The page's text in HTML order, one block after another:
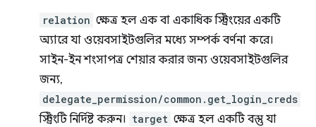
relation ক্ষেত্র হল এক বা একাধিক স্ট্রিংয়ের একটি
অ্যারে যা ওয়েবসাইটগুলির মধ্যে সম্পর্ক বর্ণনা করে।
সাইন-ইন শংসাপত্র শেয়ার করার জন্য ওয়েবসাইটগুলির
জন্য,
delegate_permission/common.get_login_creds
স্ট্রিংটি নির্দিষ্ট করুন। target ক্ষেত্র হল একটি বস্তু যা